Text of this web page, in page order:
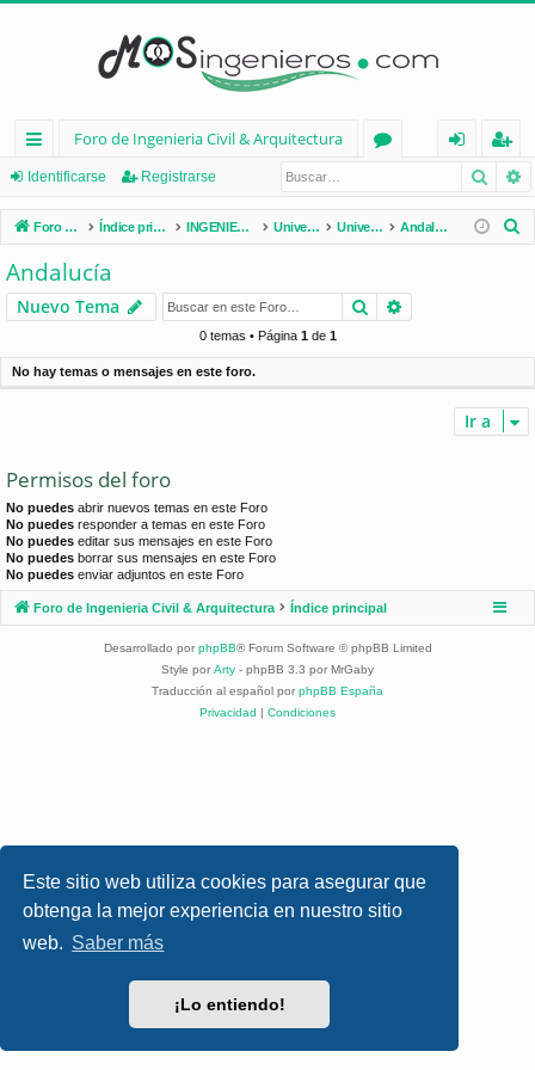
Este sitio web utiliza cookies para asegurar que
obtenga la mejor experiencia en nuestro sitio
web. Saber más
¡Lo entiendo!
nl
ac
es
rá
pi
d
Foro de Ingenieria Civil & Arquitectura
os
nt
ifi
e
eg
ist
ra
Identificarse Registrarse
Foro de Ingenieria Civil & Arquitectura Índice principal INGENIERÍA CIVIL (España) Universidades de España Universidades por Comunidades Andalucía
r
Andalucía
Nuevo Tema Buscar
0 temas • Página 1de 1
No hay temas o mensajes en este foro.
Ir a
Permisos del foro
No puedes abrir nuevos temas en este Foro
No puedes responder a temas en este Foro
No puedes editar sus mensajes en este Foro
No puedes borrar sus mensajes en este Foro
No puedes enviar adjuntos en este Foro
Foro de Ingenieria Civil & Arquitectura Índice principal
Desarrollado por phpBB® Forum Software © phpBB Limited
Style por Arty - phpBB 3.3 por MrGaby
Traducción al español por phpBB España
Privacidad | Condiciones